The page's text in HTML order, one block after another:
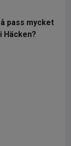
pass mycket
Häcken?